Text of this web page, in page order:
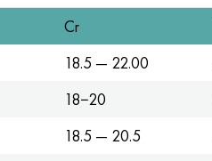
Cr
18.5 — 22.00
18−20
18.5 — 20.5